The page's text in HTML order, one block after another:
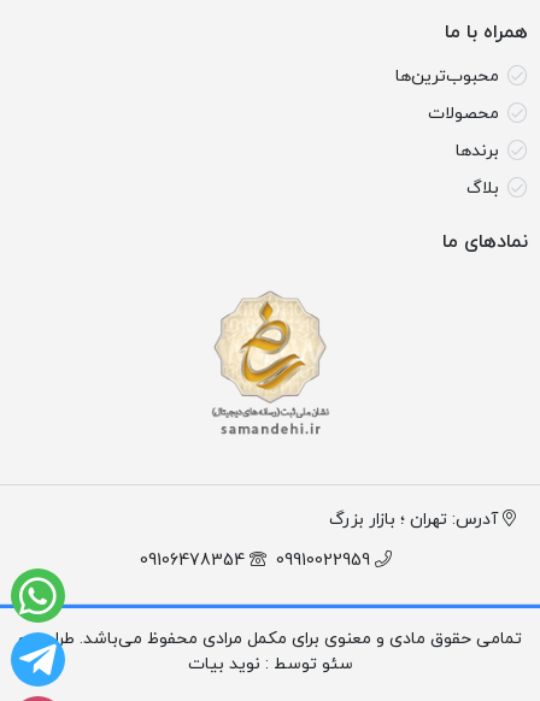
همراه با ما
محبوب‌ترین‌ها
محصولات
برندها
بلاگ
نمادهای ما
آدرس: تهران ؛ بازار بزرگ
09910022959
09106478354
تمامی حقوق مادی و معنوی برای مکمل مرادی محفوظ می‌باشد. طراحی و
سئو توسط : نوید بیات